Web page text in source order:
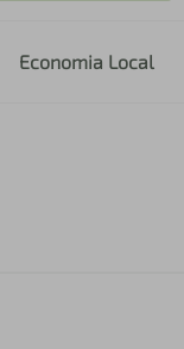
Economia Local